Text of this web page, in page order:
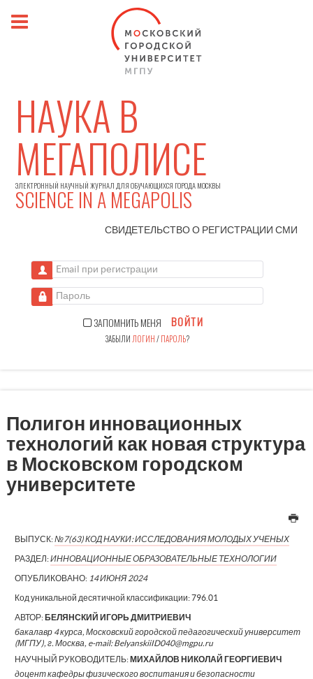
НАУКА В
МЕГАПОЛИСЕ
ЭЛЕКТРОННЫЙ НАУЧНЫЙ ЖУРНАЛ ДЛЯ ОБУЧАЮЩИХСЯ ГОРОДА МОСКВЫ
SCIENCE IN A MEGAPOLIS
СВИДЕТЕЛЬСТВО О РЕГИСТРАЦИИСМИ
Email при регистрации
Пароль
ЗАПОМНИТЬ МЕНЯ ВОЙТИ
ЗАБЫЛИ ЛОГИН/ПАРОЛЬ?
Полигон инновационных
технологий как новая структура
в Московском городском
университете
ВЫПУСК:№7(63) КОД НАУКИ: ИССЛЕДОВАНИЯ МОЛОДЫХ УЧЕНЫХ
РАЗДЕЛ:ИННОВАЦИОННЫЕ ОБРАЗОВАТЕЛЬНЫЕ ТЕХНОЛОГИИ
ОПУБЛИКОВАНО: 14 ИЮНЯ 2024
Код уникальной десятичной классификации:796.01
АВТОР:БЕЛЯНСКИЙ ИГОРЬ ДМИТРИЕВИЧ
бакалавр 4 курса, Московский городской педагогический университет
(МГПУ), г. Москва, e-mail: BelyanskiiID040@mgpu.ru
НАУЧНЫЙ РУКОВОДИТЕЛЬ:МИХАЙЛОВ НИКОЛАЙ ГЕОРГИЕВИЧ
доцент кафедры физического воспитания и безопасности